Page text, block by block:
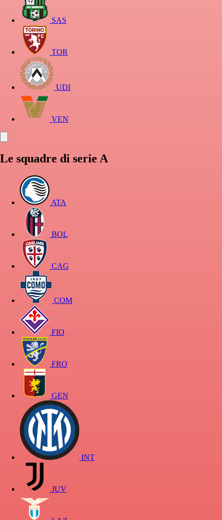
SAS
TOR
UDI
VEN
Le squadre di serie A
ATA
BOL
CAG
COM
FIO
FRO
GEN
INT
JUV